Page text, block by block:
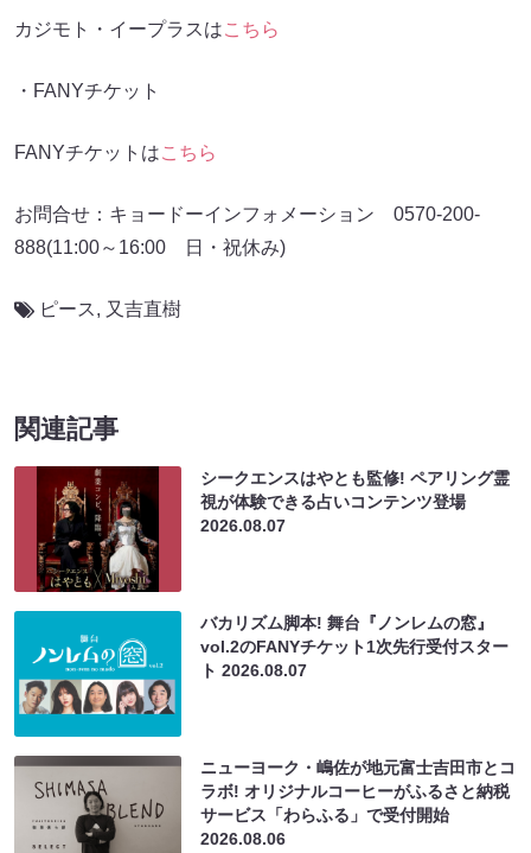
カジモト・イープラスはこちら
・FANYチケット
FANYチケットはこちら
お問合せ：キョードーインフォメーション 0570-200-
888(11:00～16:00 日・祝休み)
ピース, 又吉直樹
関連記事
シークエンスはやとも監修! ペアリング霊
視が体験できる占いコンテンツ登場
2026.08.07
バカリズム脚本! 舞台『ノンレムの窓』
vol.2のFANYチケット1次先行受付スター
ト2026.08.07
ニューヨーク・嶋佐が地元富士吉田市とコ
ラボ! オリジナルコーヒーがふるさと納税
サービス「わらふる」で受付開始
2026.08.06